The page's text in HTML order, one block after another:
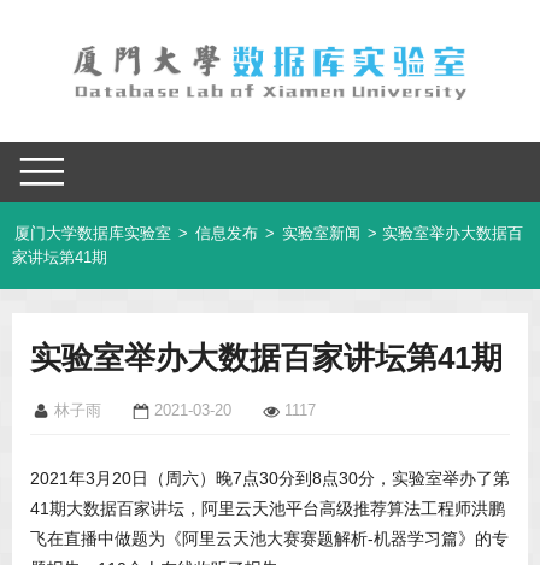
厦门大学数据库实验室 > 信息发布 > 实验室新闻 > 实验室举办大数据百
家讲坛第41期
实验室举办大数据百家讲坛第41期
林子雨 2021-03-20 1117
2021年3月20日（周六）晚7点30分到8点30分，实验室举办了第
41期大数据百家讲坛，阿里云天池平台高级推荐算法工程师洪鹏
飞在直播中做题为《阿里云天池大赛赛题解析-机器学习篇》的专